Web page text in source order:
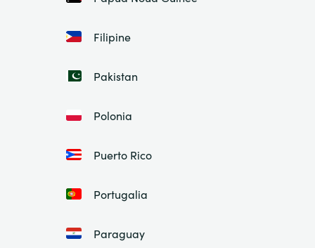
Filipine
Pakistan
Polonia
Puerto Rico
Portugalia
Paraguay